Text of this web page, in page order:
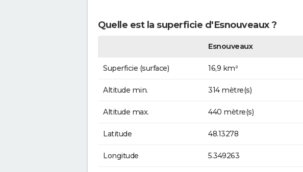
Quelle est la superficie d'Esnouveaux ?
Esnouveaux
Superficie (surface) 16,9 km²
Altitude min. 314 mètre(s)
Altitude max. 440 mètre(s)
Latitude 48.13278
Longitude 5.349263